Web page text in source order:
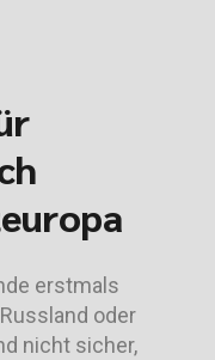
erstmals
oder
nicht sicher,